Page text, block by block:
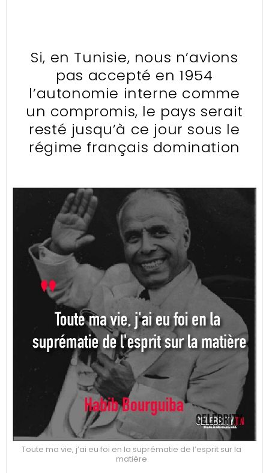
Si, en Tunisie, nous n’avions
pas accepté en 1954
l’autonomie interne comme
un compromis, le pays serait
resté jusqu’à ce jour sous le
régime français domination
Toute ma vie, j’ai eu foi en la suprématie de l’esprit sur la
matière